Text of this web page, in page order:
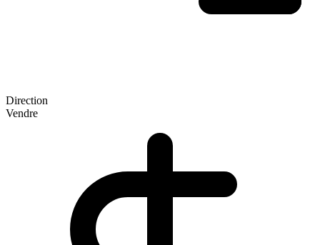
Direction
Vendre